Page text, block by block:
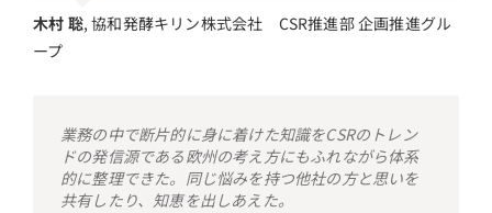
木村 聡,協和発酵キリン株式会社 CSR推進部 企画推進グル
ープ
業務の中で断片的に身に着けた知識をCSRのトレン
ドの発信源である欧州の考え方にもふれながら体系
的に整理できた。同じ悩みを持つ他社の方と思いを
共有したり、知恵を出しあえた。